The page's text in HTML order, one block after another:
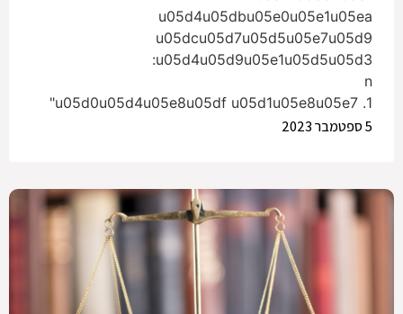
u05d4u05dbu05e0u05e1u05ea
u05dcu05d7u05d5u05e7u05d9
u05d4u05d9u05e1u05d5u05d3:
n
1. u05d0u05d4u05e8u05df u05d1u05e8u05e7"
5 ספטמבר 2023